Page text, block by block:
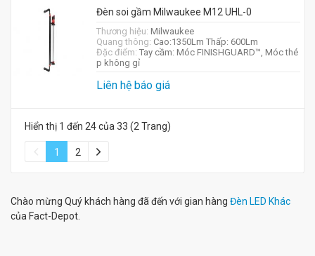
Đèn soi gầm Milwaukee M12 UHL-0
Thương hiệu: Milwaukee
Quang thông: Cao:1350Lm Thấp: 600Lm
Đặc điểm: Tay cầm: Móc FINISHGUARD™, Móc thé
p không gỉ
Liên hệ báo giá
Hiển thị 1 đến 24 của 33 (2 Trang)
1 2
Chào mừng Quý khách hàng đã đến với gian hàng Đèn LED Khác
của Fact-Depot.